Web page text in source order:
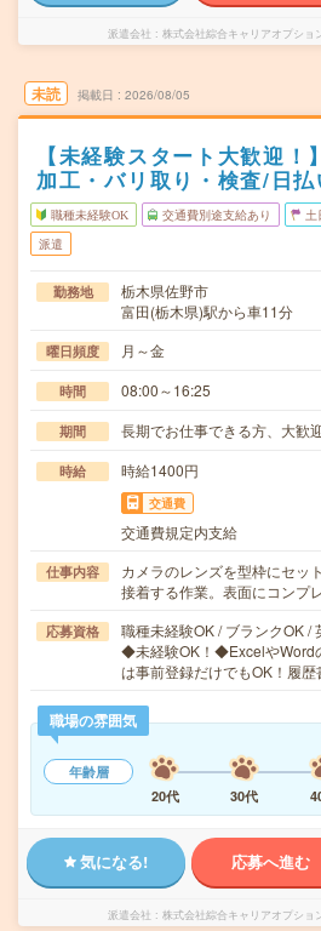
派遣会社 株式会社綜合キャリアオプショ
未読 掲載日 2026/08/05
【未経験スタート大歓迎！
加工・バリ取り・検査/日
職種未経験OK 交通費別途支給あり 土
派遣
勤務地
栃木県佐野市
富田(栃木県)駅から車11分
曜日頻度 月～金
時間 08:00～16:25
期間 長期でお仕事できる方、大歓
時給 時給1400円
交通費
交通費規定内支給
仕事内容
カメラのレンズを型枠にセッ
接着する作業。表面にコンプ
応募資格
職種未経験OK / ブランクOK /
◆未経験OK！◆ExcelやWord
は事前登録だけでもOK！履
職場の雰囲気
年齢層
20代
30代
気になる! 応募へ進む
派遣会社 株式会社綜合キャリアオプショ